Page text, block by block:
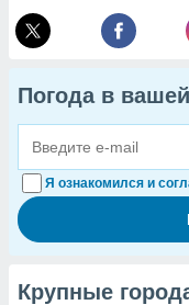
Погода в
Я ознакомился и
Крупные